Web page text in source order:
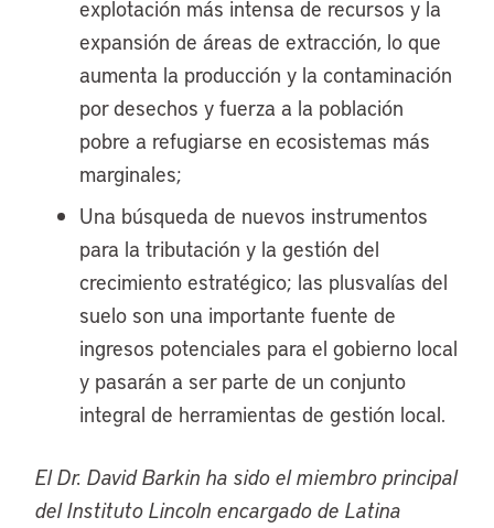
explotación más intensa de recursos y la
expansión de áreas de extracción, lo que
aumenta la producción y la contaminación
por desechos y fuerza a la población
pobre a refugiarse en ecosistemas más
marginales;
Una búsqueda de nuevos instrumentos
para la tributación y la gestión del
crecimiento estratégico; las plusvalías del
suelo son una importante fuente de
ingresos potenciales para el gobierno local
y pasarán a ser parte de un conjunto
integral de herramientas de gestión local.
El Dr. David Barkin ha sido el miembro principal
del Instituto Lincoln encargado de Latina